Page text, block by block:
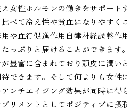
女性ホルモンの働きをサポー
べて冷え性や貧血になりやす
や血行促進作用自律神経調整作
っぷりと届けることができま
豊富に含まれており頭皮に潤い
できます。そして何よりも女
ンチエイジング効果が同時に
リメントとしてポジティブに摂